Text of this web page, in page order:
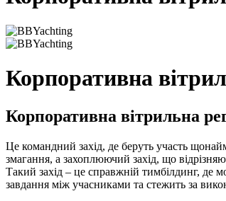
Корпоративна
Корпоративна вітрильна
Це командний захід, де беруть участь
змагання, а захоплюючий захід, що
Такий захід – це справжній тимбілдинг, де
завдання між учасниками та стежить за